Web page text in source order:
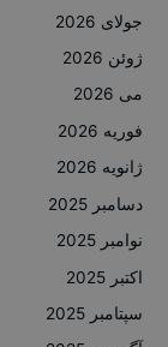
جولای 2026
ژوئن 2026
می 2026
فوریه 2026
ژانویه 2026
دسامبر 2025
نوامبر 2025
اکتبر 2025
سپتامبر 2025